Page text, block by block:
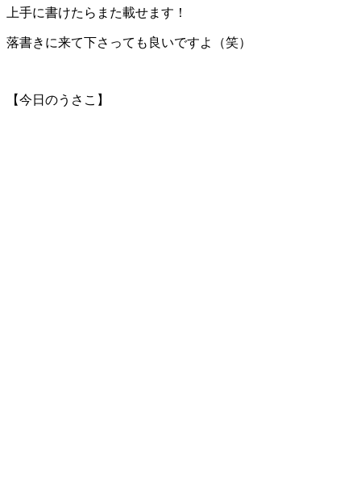
上手に書けたらまた載せます！
落書きに来て下さっても良いですよ（笑）
【今日のうさこ】